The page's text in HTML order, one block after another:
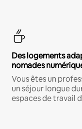
Des logements
nomades
Vous êtes un
un séjour longue
espaces de travail